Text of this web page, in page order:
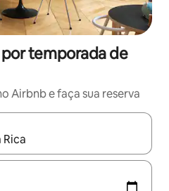
temporada de
Airbnb e faça sua reserva
disponíveis, explore-os